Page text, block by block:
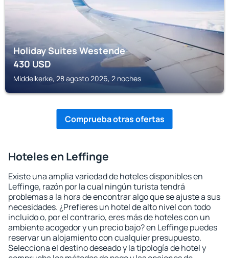
Holiday Suites Westende
430USD
Middelkerke, 28 agosto 2026, 2 noches
Comprueba otras ofertas
Hoteles en Leffinge
Existe una amplia variedad de hoteles disponibles en
Leffinge, razón por la cual ningún turista tendrá
problemas a la hora de encontrar algo que se ajuste a sus
necesidades. ¿Prefieres un hotel de alto nivel con todo
incluido o, por el contrario, eres más de hoteles con un
ambiente acogedor y un precio bajo? en Leffinge puedes
reservar un alojamiento con cualquier presupuesto.
Selecciona el destino deseado y la tipología de hotel y